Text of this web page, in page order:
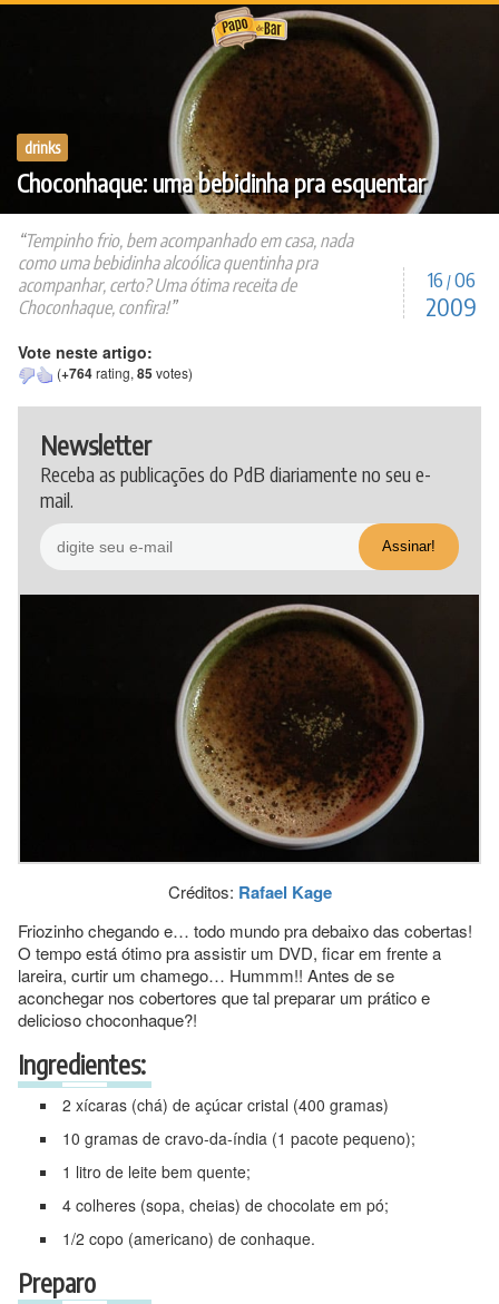
Ir
drinks
Choconhaque: uma bebidinha pra esquentar
16 /06
2009
Tempinho frio, bem acompanhado em casa, nada
como uma bebidinha alcoólica quentinha pra
acompanhar, certo? Uma ótima receita de
Choconhaque, confira!
Vote neste artigo:
(+764rating, 85votes)
Newsletter
Receba as publicações do PdB diariamente no seu e-
mail.
Créditos: Rafael Kage
Friozinho chegando e… todo mundo pra debaixo das cobertas!
O tempo está ótimo pra assistir um DVD, ficar em frente a
lareira, curtir um chamego… Hummm!! Antes de se
aconchegar nos cobertores que tal preparar um prático e
delicioso choconhaque?!
Ingredientes:
2 xícaras (chá) de açúcar cristal (400 gramas)
10 gramas de cravo-da-índia (1 pacote pequeno);
1 litro de leite bem quente;
4 colheres (sopa, cheias) de chocolate em pó;
1/2 copo (americano) de conhaque.
Preparo